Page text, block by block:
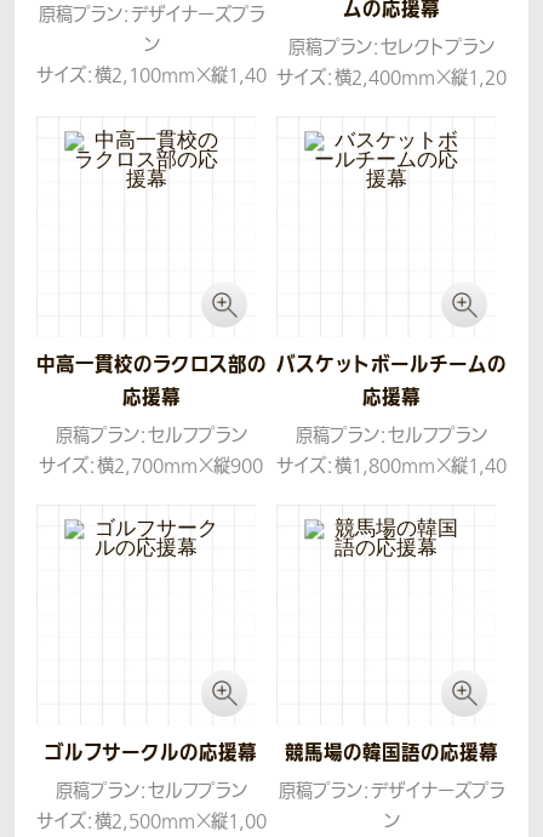
原稿プラン：デザイナーズプラ
ン
サイズ：横2,100mm×縦1,40
生地：帆布
コンセプト：シルエットを大き
く、迫力のあるデザインでお作
ムの応援幕
原稿プラン：セレクトプラン
サイズ：横2,400mm×縦1,20
生地：トロマット
中高一貫校のラクロス部の
応援幕
原稿プラン：セルフプラン
サイズ：横2,700mm×縦900
生地：トロマット
バスケットボールチームの
応援幕
原稿プラン：セルフプラン
サイズ：横1,800mm×縦1,40
生地：トロマット
ゴルフサークルの応援幕
原稿プラン：セルフプラン
サイズ：横2,500mm×縦1,00
競馬場の韓国語の応援幕
原稿プラン：デザイナーズプラ
ン